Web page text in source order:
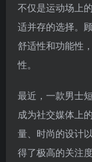
不仅是运动场上
适并存的选择。
舒适性和功能性
性。
最近，一款男士
成为社交媒体上
量、时尚的设计
得了极高的关注度